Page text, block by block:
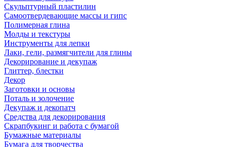
Скульптурный пластилин
Самоотвердевающие массы и гипс
Полимерная глина
Молды и текстуры
Инструменты для лепки
Лаки, гели, размягчители для глины
Декорирование и декупаж
Глиттер, блестки
Декор
Заготовки и основы
Поталь и золочение
Декупаж и декопатч
Средства для декорирования
Скрапбукинг и работа с бумагой
Бумажные материалы
Бумага для творчества